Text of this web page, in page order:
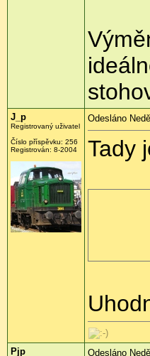
J_p
Registrovaný uživatel
Číslo příspěvku: 256
Registrován: 8-2004
Odesláno
Tady
Pjp Odesláno